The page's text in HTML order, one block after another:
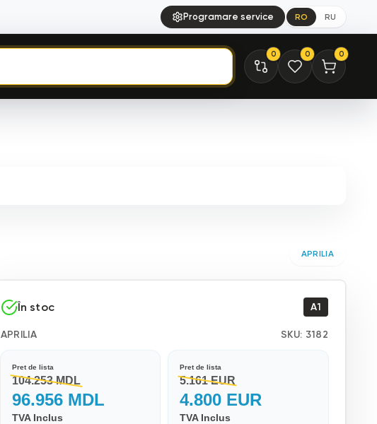
Programare service RO RU
0 0 0
APRILIA
În stoc A1
APRILIA SKU: 3182
Pret de lista
104.253 MDL
96.956 MDL
TVA Inclus
Pret de lista
5.161 EUR
4.800 EUR
TVA Inclus